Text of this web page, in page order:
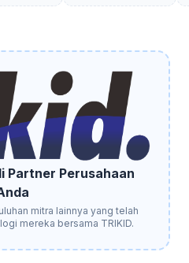
Partner Perusahaan
mitra lainnya yang telah
mereka bersama TRIKID.